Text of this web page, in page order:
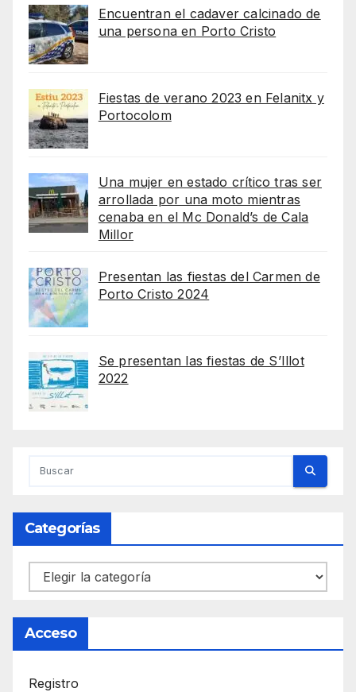
Encuentran el cadaver calcinado de
una persona en Porto Cristo
Fiestas de verano 2023 en Felanitx y
Portocolom
Una mujer en estado crítico tras ser
arrollada por una moto mientras
cenaba en el Mc Donald’s de Cala
Millor
Presentan las fiestas del Carmen de
Porto Cristo 2024
Se presentan las fiestas de S’Illot
2022
Categorías
Categorías
Acceso
Registro